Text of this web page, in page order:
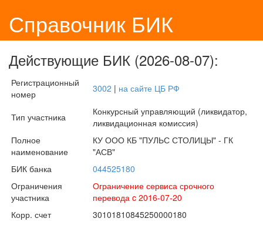
Справочник БИК
Действующие БИК (2026-08-07):
Регистрационный
номер
3002 | на сайте ЦБ РФ
Тип участника
Конкурсный управляющий (ликвидатор,
ликвидационная комиссия)
Полное
наименование
КУ ООО КБ "ПУЛЬС СТОЛИЦЫ" - ГК
"АСВ"
БИК банка
044525180
Ограничения
участника
Ограничение сервиса срочного
перевода c 2016-07-20
Корр. счет
30101810845250000180